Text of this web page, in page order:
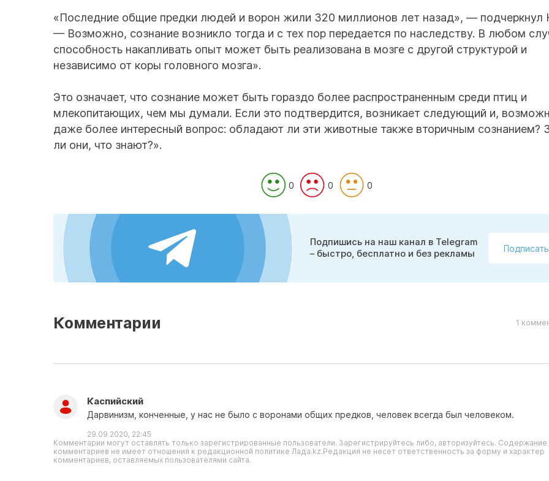
«Последние общие предки людей и ворон жили 320 миллионов лет назад», — подчеркнул
— Возможно, сознание возникло тогда и с тех пор передается по наследству. В любом
способность накапливать опыт может быть реализована в мозге с другой структурой и
независимо от коры головного мозга».
Это означает, что сознание может быть гораздо более распространенным среди птиц и
млекопитающих, чем мы думали. Если это подтвердится, возникает следующий и,
даже более интересный вопрос: обладают ли эти животные также вторичным сознанием?
ли они, что знают?».
0 0 0
Подпишись на наш канал в Telegram
– быстро, бесплатно и без рекламы
Комментарии 1
Каспийский
Дарвинизм, конченные, у нас не было с воронами общих предков, человек всегда был человеком.
29.09.2020, 22:45
Комментарии могут оставлять только зарегистрированные пользователи. Зарегистрируйтесь либо, авторизуйтесь. Содержание
комментариев не имеет отношения к редакционной политике Лада.kz.Редакция не несет ответственность за форму и характер
комментариев, оставляемых пользователями сайта.